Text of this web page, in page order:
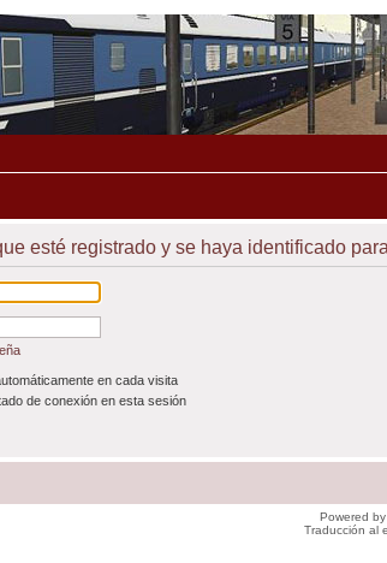
esté registrado y se haya identificado
en cada visita
de conexión en esta sesión
Powered by
Traducción al